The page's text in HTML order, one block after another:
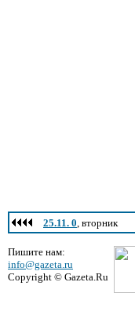
25.11. 0, вторник
Пишите нам:
info@gazeta.ru
Copyright © Gazeta.Ru